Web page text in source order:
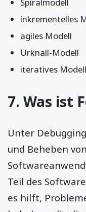
inkrementelles
agiles Modell
Urknall-Modell
iteratives Modell
7. Was ist
Unter
und Beheben
Teil des
es hilft,